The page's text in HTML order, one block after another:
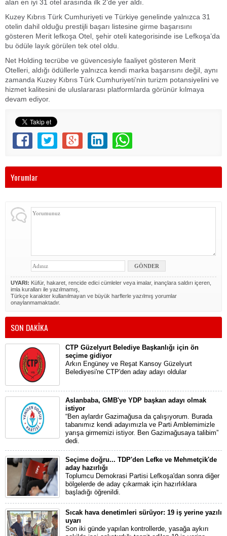
alan en iyi 31 otel arasında ilk 2’de yer aldı.
Kuzey Kıbrıs Türk Cumhuriyeti ve Türkiye genelinde yalnızca 31
otelin dahil olduğu prestijli başarı listesine girme başarısını
gösteren Merit lefkoşa Otel, şehir oteli kategorisinde ise Lefkoşa’da
bu ödüle layık görülen tek otel oldu.
Net Holding tecrübe ve güvencesiyle faaliyet gösteren Merit
Otelleri, aldığı ödüllerle yalnızca kendi marka başarısını değil, aynı
zamanda Kuzey Kıbrıs Türk Cumhuriyeti’nin turizm potansiyelini ve
hizmet kalitesini de uluslararası platformlarda görünür kılmaya
devam ediyor.
Yorumlar
UYARI: Küfür, hakaret, rencide edici cümleler veya imalar, inançlara saldırı içeren,
imla kuralları ile yazılmamış,
Türkçe karakter kullanılmayan ve büyük harflerle yazılmış yorumlar
onaylanmamaktadır.
SON DAKİKA
CTP Güzelyurt Belediye Başkanlığı için ön
seçime gidiyor
Arkın Engüney ve Reşat Kansoy Güzelyurt
Belediyesi'ne CTP'den aday adayı oldular
Aslanbaba, GMB'ye YDP başkan adayı olmak
istiyor
“Ben aylardır Gazimağusa da çalışıyorum. Burada
tabanımız kendi adayımızla ve Parti Amblemimizle
yarışa girmemizi istiyor. Ben Gazimağusaya talibim”
dedi.
Seçime doğru... TDP'den Lefke ve Mehmetçik'de
aday hazırlığı
Toplumcu Demokrasi Partisi Lefkoşa'dan sonra diğer
bölgelerde de aday çıkarmak için hazırlıklara
başladığı öğrenildi.
Sıcak hava denetimleri sürüyor: 19 iş yerine yazılı
uyarı
Son iki günde yapılan kontrollerde, yasağa aykırı